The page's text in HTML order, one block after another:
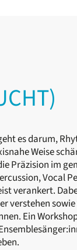
es darum,
Weise
Präzision im
Vocal
verankert.
verstehen
Ein